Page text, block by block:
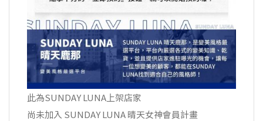
此為SUNDAY LUNA上架店家
尚未加入 SUNDAY LUNA 晴天女神會員計畫